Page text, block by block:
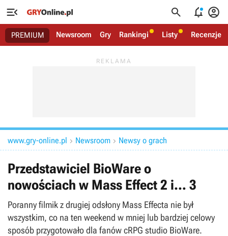
   
PREMIUM Newsroom Gry Rankingi Listy Recenzje
www.gry-online.pl  Newsroom  Newsy o grach
Przedstawiciel BioWare o
nowościach w Mass Effect 2 i… 3
Poranny filmik z drugiej odsłony Mass Effecta nie był
wszystkim, co na ten weekend w mniej lub bardziej celowy
sposób przygotowało dla fanów cRPG studio BioWare.